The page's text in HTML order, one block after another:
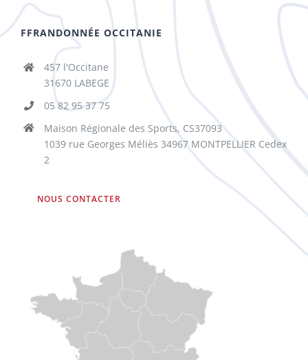
FFRANDONNÉE OCCITANIE
457 l'Occitane
31670 LABEGE
05 82 95 37 75
Maison Régionale des Sports, CS37093
1039 rue Georges Méliès 34967 MONTPELLIER Cedex
2
NOUS CONTACTER